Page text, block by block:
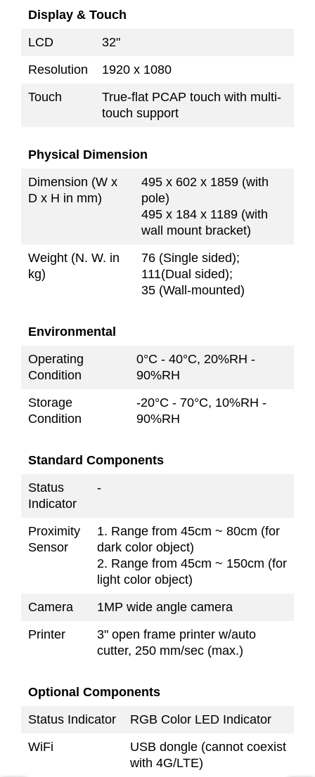
Display & Touch
LCD
32"
Resolution
1920 x 1080
Touch
True-flat PCAP touch with multi-
touch support
Physical Dimension
Dimension (W x
D x H in mm)
495 x 602 x 1859 (with
pole)
495 x 184 x 1189 (with
wall mount bracket)
Weight (N. W. in
kg)
76 (Single sided);
111(Dual sided);
35 (Wall-mounted)
Environmental
Operating
Condition
0°C - 40°C, 20%RH -
90%RH
Storage
Condition
-20°C - 70°C, 10%RH -
90%RH
Standard Components
Status
Indicator
-
Proximity
Sensor
1. Range from 45cm ~ 80cm (for
dark color object)
2. Range from 45cm ~ 150cm (for
light color object)
Camera
1MP wide angle camera
Printer
3" open frame printer w/auto
cutter, 250 mm/sec (max.)
Optional Components
Status Indicator
RGB Color LED Indicator
WiFi
USB dongle (cannot coexist
with 4G/LTE)